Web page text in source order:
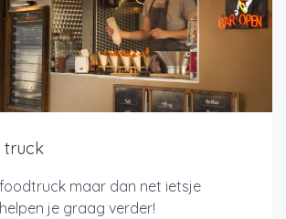
truck
maar dan net ietsje
je graag verder!